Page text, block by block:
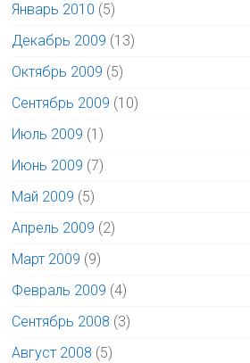
Январь 2010 (5)
Декабрь 2009 (13)
Октябрь 2009 (5)
Сентябрь 2009 (10)
Июль 2009 (1)
Июнь 2009 (7)
Май 2009 (5)
Апрель 2009 (2)
Март 2009 (9)
Февраль 2009 (4)
Сентябрь 2008 (3)
Август 2008 (5)